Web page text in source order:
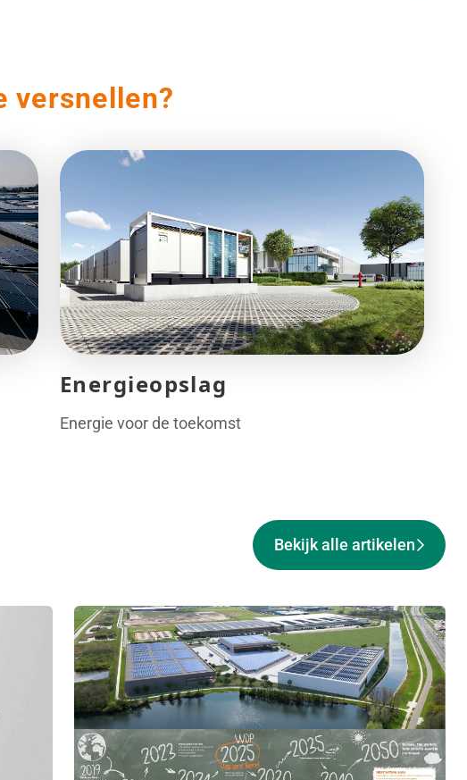
versnellen?
Energieopslag
Energie voor de toekomst
Bekijk alle artikelen